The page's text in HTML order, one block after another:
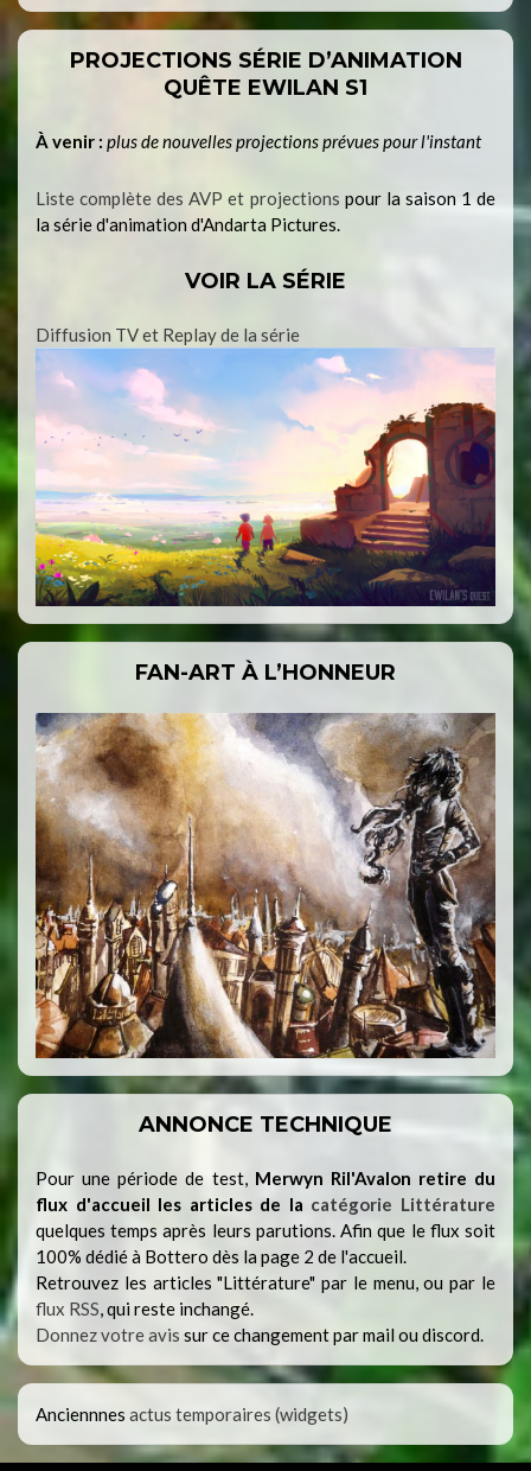
PROJECTIONS SÉRIE D’ANIMATION
QUÊTE EWILAN S1
À venir : plus de nouvelles projections prévues pour l'instant
Liste complète des AVP et projections pour la saison 1 de
la série d'animation d'Andarta Pictures.
VOIR LA SÉRIE
Diffusion TV et Replay de la série
FAN-ART À L’HONNEUR
ANNONCE TECHNIQUE
Pour une période de test,Merwyn Ril'Avalon retire du
flux d'accueil les articles de la catégorie Littérature
quelques temps après leurs parutions. Afin que le flux soit
100% dédié à Bottero dès la page 2 de l'accueil.
Retrouvez les articles "Littérature" par le menu, ou par le
flux RSS, qui reste inchangé.
Donnez votre avis sur ce changement par mail ou discord.
Anciennnes actus temporaires (widgets)